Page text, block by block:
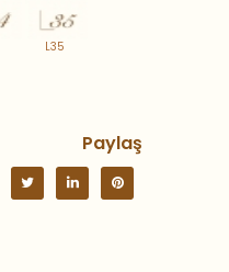
L35
Paylaş